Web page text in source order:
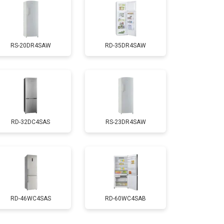
Заказать
1700 ₽ Заказать
Заказать
4750 ₽ Заказать
3650 ₽ Заказать
2550 ₽
RS-20DR4SAW RD-35DR4SAW
RD-32DC4SAS RS-23DR4SAW
RD-46WC4SAS RD-60WC4SAB